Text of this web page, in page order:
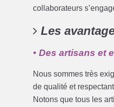
collaborateurs
Les
• Des artisans et
Nous sommes très
de qualité et
Notons que tous les